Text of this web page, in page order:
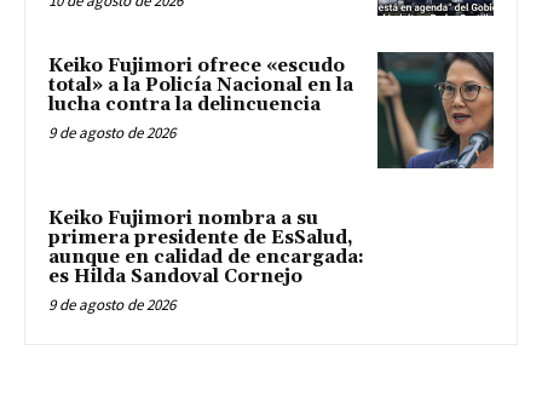
Keiko Fujimori ofrece «escudo
total» a la Policía Nacional en la
lucha contra la delincuencia
9 de agosto de 2026
Keiko Fujimori nombra a su
primera presidente de EsSalud,
aunque en calidad de encargada:
es Hilda Sandoval Cornejo
9 de agosto de 2026